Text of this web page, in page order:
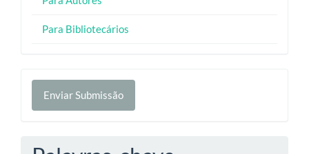
Para Bibliotecários
Enviar
Submissão
Enviar Submissão